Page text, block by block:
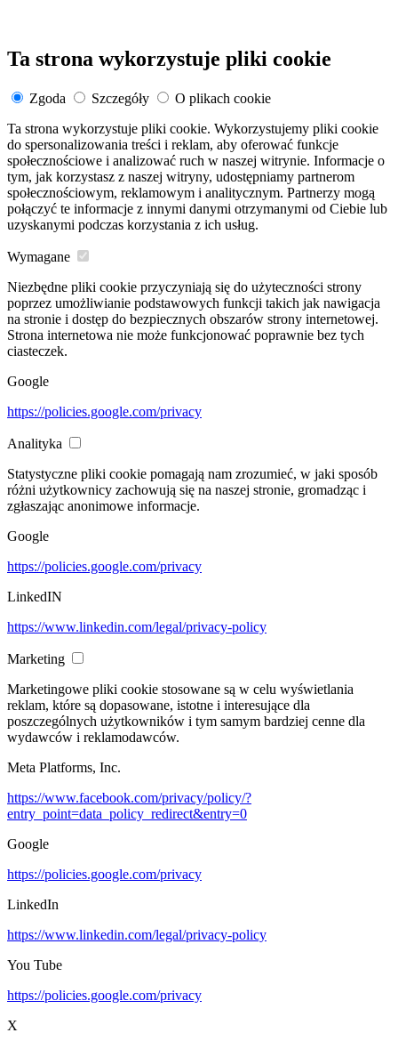
Ta strona wykorzystuje pliki cookie
Zgoda Szczegóły
O plikach cookie
Ta strona wykorzystuje pliki cookie. Wykorzystujemy pliki cookie
do spersonalizowania treści i reklam, aby oferować funkcje
społecznościowe i analizować ruch w naszej witrynie. Informacje o
tym, jak korzystasz z naszej witryny, udostępniamy partnerom
społecznościowym, reklamowym i analitycznym. Partnerzy mogą
połączyć te informacje z innymi danymi otrzymanymi od Ciebie lub
uzyskanymi podczas korzystania z ich usług.
Wymagane
Niezbędne pliki cookie przyczyniają się do użyteczności strony
poprzez umożliwianie podstawowych funkcji takich jak nawigacja
na stronie i dostęp do bezpiecznych obszarów strony internetowej.
Strona internetowa nie może funkcjonować poprawnie bez tych
ciasteczek.
Google
https://policies.google.com/privacy
Analityka
Statystyczne pliki cookie pomagają nam zrozumieć, w jaki sposób
różni użytkownicy zachowują się na naszej stronie, gromadząc i
zgłaszając anonimowe informacje.
Google
https://policies.google.com/privacy
LinkedIN
https://www.linkedin.com/legal/privacy-policy
Marketing
Marketingowe pliki cookie stosowane są w celu wyświetlania
reklam, które są dopasowane, istotne i interesujące dla
poszczególnych użytkowników i tym samym bardziej cenne dla
wydawców i reklamodawców.
Meta Platforms, Inc.
https://www.facebook.com/privacy/policy/?
entry_point=data_policy_redirect&entry=0
Google
https://policies.google.com/privacy
LinkedIn
https://www.linkedin.com/legal/privacy-policy
You Tube
https://policies.google.com/privacy
X